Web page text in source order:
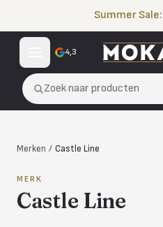
Summer
4,3
Zoek naar producten
Merken / Castle Line
MERK
Castle Line